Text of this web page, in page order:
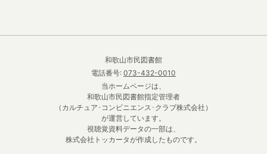
和歌山市民図書館
電話番号: 073-432-0010
当ホームページは、
和歌山市民図書館指定管理者
（カルチュア･コンビニエンス･クラブ株式会社）
が運営しています。
視聴覚資料データの一部は、
株式会社トッカータが作成したものです。